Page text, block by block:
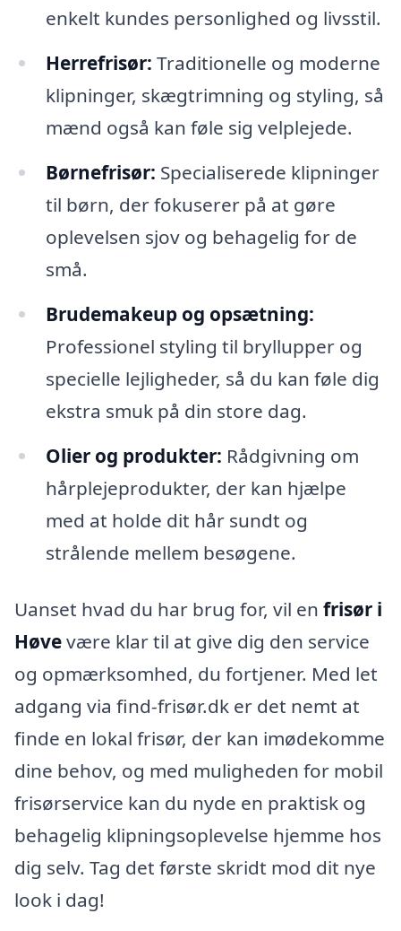
enkelt kundes personlighed og livsstil.
Herrefrisør: Traditionelle og moderne
klipninger, skægtrimning og styling, så
mænd også kan føle sig velplejede.
Børnefrisør: Specialiserede klipninger
til børn, der fokuserer på at gøre
oplevelsen sjov og behagelig for de
små.
Brudemakeup og opsætning:
Professionel styling til bryllupper og
specielle lejligheder, så du kan føle dig
ekstra smuk på din store dag.
Olier og produkter: Rådgivning om
hårplejeprodukter, der kan hjælpe
med at holde dit hår sundt og
strålende mellem besøgene.
Uanset hvad du har brug for, vil en frisør i
Høvevære klar til at give dig den service
og opmærksomhed, du fortjener. Med let
adgang via find-frisør.dk er det nemt at
finde en lokal frisør, der kan imødekomme
dine behov, og med muligheden for mobil
frisørservice kan du nyde en praktisk og
behagelig klipningsoplevelse hjemme hos
dig selv. Tag det første skridt mod dit nye
look i dag!